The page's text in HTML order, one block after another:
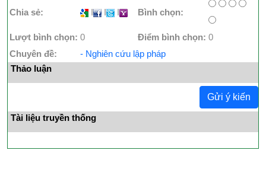
Chia sẻ: I I I Bình chọn:
Lượt bình chọn: 0 Điểm bình chọn: 0
Chuyên đề:
- Nghiên cứu lập pháp
Thảo luận
Gửi ý kiến
Tài liệu truyền thống